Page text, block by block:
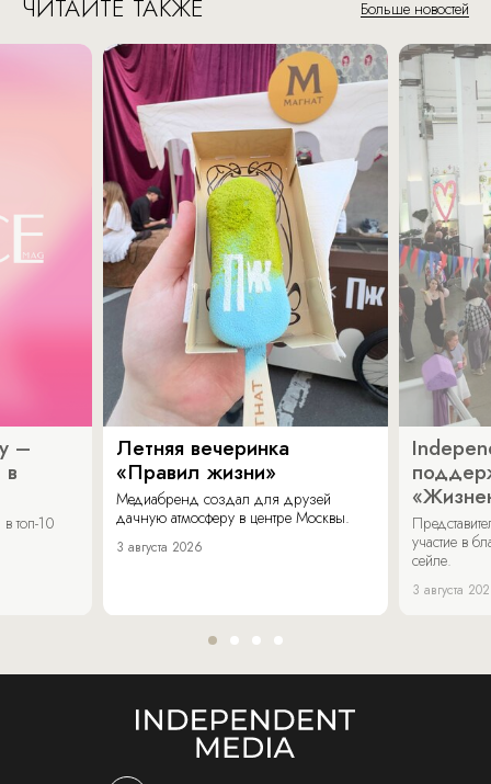
ЧИТАЙТЕ ТАКЖЕ Больше новостей
–
топ-10
Летняя вечеринка
«Правил жизни»
Медиабренд создал для друзей
дачную атмосферу в центре Москвы.
3 августа 2026
участие в
сейле.
3 августа